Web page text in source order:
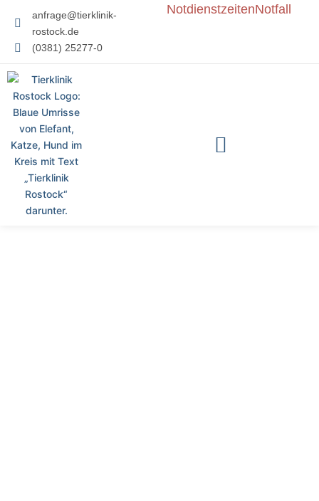
anfrage@tierklinik-
rostock.de
(0381) 25277-0
NotdienstzeitenNotfall